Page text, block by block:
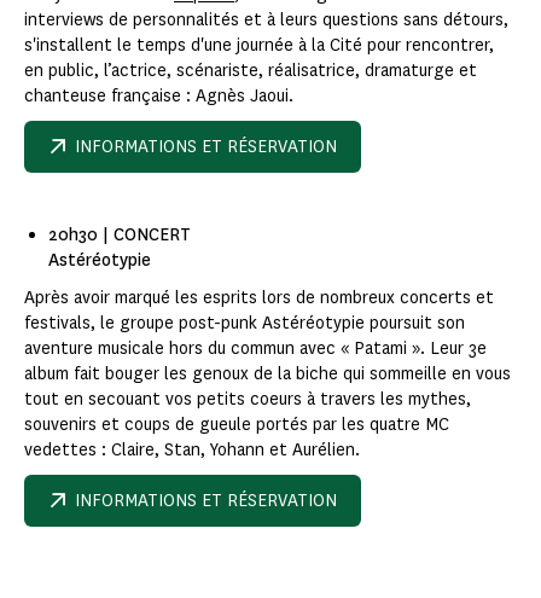
interviews de personnalités et à leurs questions sans détours,
s'installent le temps d'une journée à la Cité pour rencontrer,
en public, l’actrice, scénariste, réalisatrice, dramaturge et
chanteuse française : Agnès Jaoui.
INFORMATIONS ET RÉSERVATION
20h30 | CONCERT
Astéréotypie
Après avoir marqué les esprits lors de nombreux concerts et
festivals, le groupe post-punk Astéréotypie poursuit son
aventure musicale hors du commun avec « Patami ». Leur 3e
album fait bouger les genoux de la biche qui sommeille en vous
tout en secouant vos petits coeurs à travers les mythes,
souvenirs et coups de gueule portés par les quatre MC
vedettes : Claire, Stan, Yohann et Aurélien.
INFORMATIONS ET RÉSERVATION